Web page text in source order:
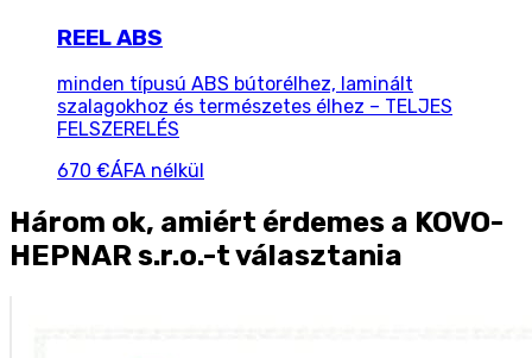
REEL ABS
minden típusú ABS bútorélhez, laminált
szalagokhoz és természetes élhez – TELJES
FELSZERELÉS
670 €ÁFA nélkül
Három ok, amiért érdemes a KOVO-
HEPNAR s.r.o.-t választania